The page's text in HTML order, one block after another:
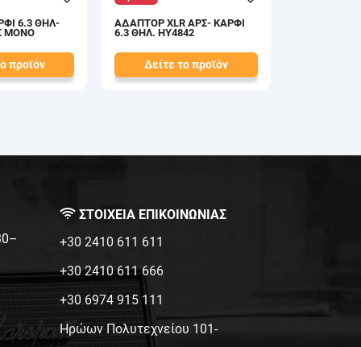
6.3 ΘΗΛ-
προϊόν
ΑΔΑΠΤΟΡ XLR ΑΡΣ- ΚΑΡΦΙ
6.3 ΘΗΛ. HY4842
Δείτε το προϊόν
3,50 €
ΣΤΟΙΧΕΙΑ ΕΠΙΚΟΙΝΩΝΙΑΣ
+30 2410 611 611
+30 2410 611 666
+30 6974 915 111
Ηρώων Πολυτεχνείου 101-